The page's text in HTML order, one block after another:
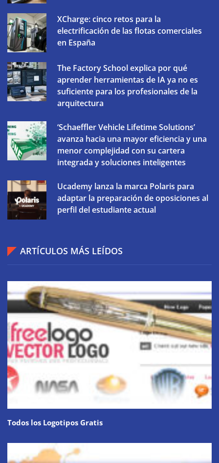
XCharge: cinco retos para la
electrificación de las flotas comerciales
en España
The Factory School explica por qué
aprender herramientas de IA ya no es
suficiente para los profesionales de la
arquitectura
‘Schaeffler Vehicle Lifetime Solutions’
avanza hacia una mayor eficiencia y una
menor complejidad con su cartera
integrada y soluciones inteligentes
Ucademy lanza la marca Polaris para
adaptar la preparación de oposiciones al
perfil del estudiante actual
ARTÍCULOS MÁS LEÍDOS
Todos los Logotipos Gratis